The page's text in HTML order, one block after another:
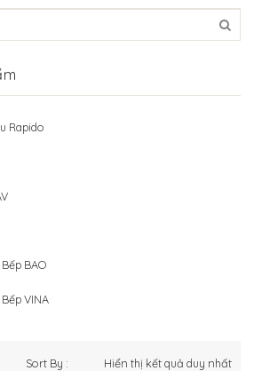
Rapido
BAO
VINA
Hiển thị kết quả duy nhất
Sort By :